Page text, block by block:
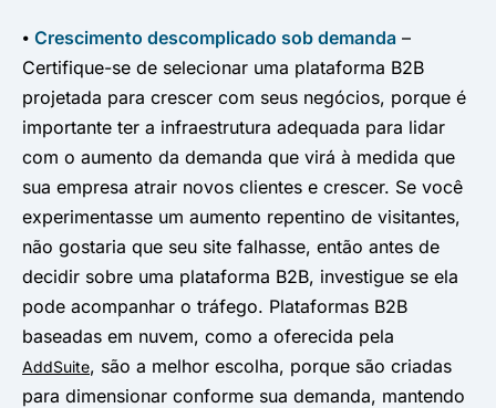
⦁ Crescimento descomplicado sob demanda –
Certifique-se de selecionar uma plataforma B2B
projetada para crescer com seus negócios, porque é
importante ter a infraestrutura adequada para lidar
com o aumento da demanda que virá à medida que
sua empresa atrair novos clientes e crescer. Se você
experimentasse um aumento repentino de visitantes,
não gostaria que seu site falhasse, então antes de
decidir sobre uma plataforma B2B, investigue se ela
pode acompanhar o tráfego. Plataformas B2B
baseadas em nuvem, como a oferecida pela
AddSuite, são a melhor escolha, porque são criadas
para dimensionar conforme sua demanda, mantendo